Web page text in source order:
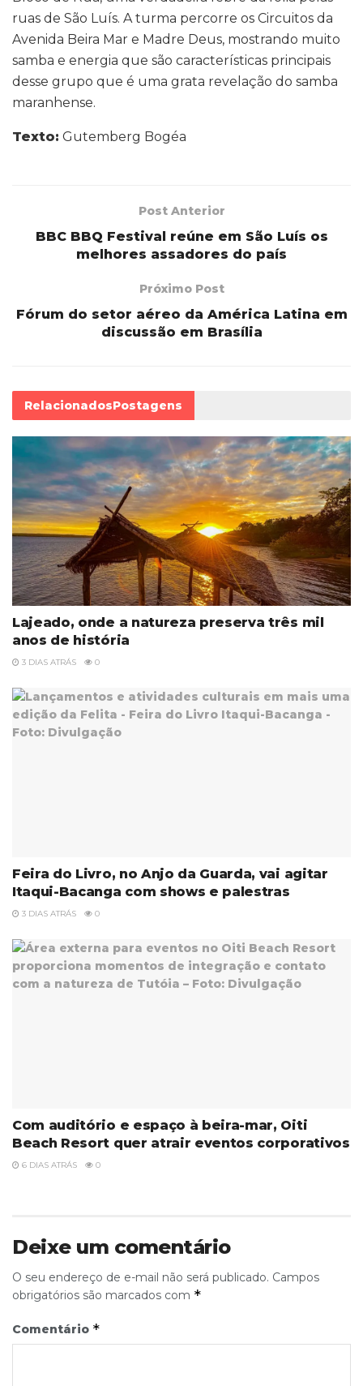
ruas de São Luís. A turma percorre os Circuitos da
Avenida Beira Mar e Madre Deus, mostrando muito
samba e energia que são características principais
desse grupo que é uma grata revelação do samba
maranhense.
Texto: Gutemberg Bogéa
Post Anterior
BBC BBQ Festival reúne em São Luís os
melhores assadores do país
Próximo Post
Fórum do setor aéreo da América Latina em
discussão em Brasília
RelacionadosPostagens
Lajeado, onde a natureza preserva três mil
anos de história
3 DIAS ATRÁS 0
Feira do Livro, no Anjo da Guarda, vai agitar
Itaqui-Bacanga com shows e palestras
3 DIAS ATRÁS 0
Com auditório e espaço à beira-mar, Oiti
Beach Resort quer atrair eventos corporativos
6 DIAS ATRÁS 0
Deixe um comentário
O seu endereço de e-mail não será publicado. Campos
obrigatórios são marcados com *
Comentário *